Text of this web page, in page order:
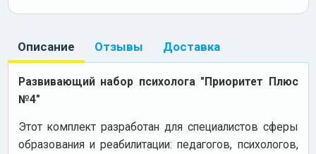
Описание Отзывы Доставка
Развивающий набор психолога "Приоритет Плюс
№4"
Этот комплект разработан для специалистов сферы
образования и реабилитации: педагогов, психологов,